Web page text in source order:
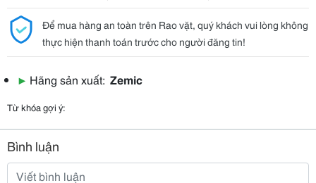
Để mua hàng an toàn trên Rao vặt, quý khách vui lòng không
thực hiện thanh toán trước cho người đăng tin!
▶ Hãng sản xuất: Zemic
Từ khóa gợi ý:
Bình luận